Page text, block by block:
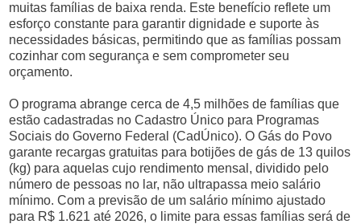
muitas famílias de baixa renda. Este benefício reflete um
esforço constante para garantir dignidade e suporte às
necessidades básicas, permitindo que as famílias possam
cozinhar com segurança e sem comprometer seu
orçamento.
O programa abrange cerca de 4,5 milhões de famílias que
estão cadastradas no Cadastro Único para Programas
Sociais do Governo Federal (CadÚnico). O Gás do Povo
garante recargas gratuitas para botijões de gás de 13 quilos
(kg) para aquelas cujo rendimento mensal, dividido pelo
número de pessoas no lar, não ultrapassa meio salário
mínimo. Com a previsão de um salário mínimo ajustado
para R$ 1.621 até 2026, o limite para essas famílias será de